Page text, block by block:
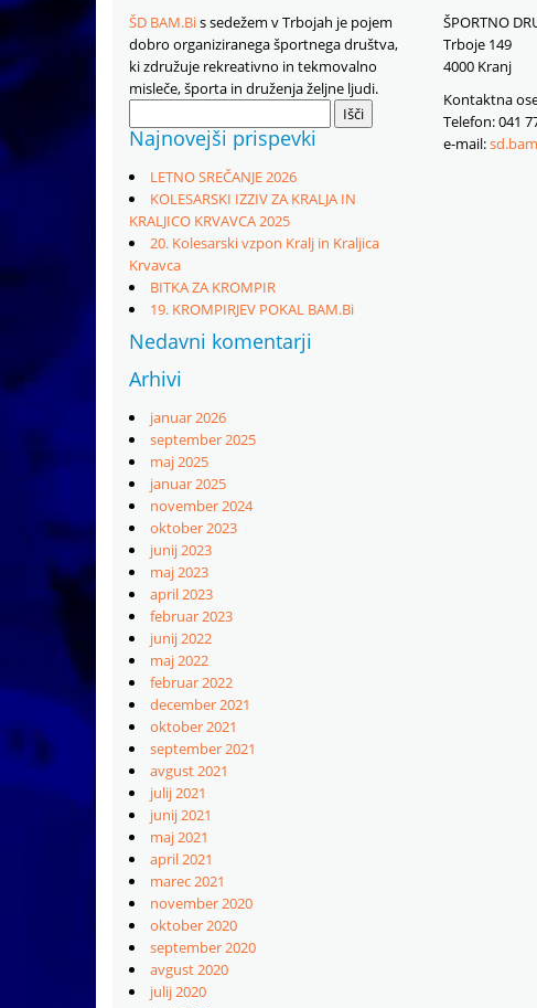
ŠD BAM.Bis sedežem v Trbojah je pojem
dobro organiziranega športnega društva,
ki združuje rekreativno in tekmovalno
misleče, športa in druženja željne ljudi.
Najnovejši prispevki
LETNO SREČANJE 2026
KOLESARSKI IZZIV ZA KRALJA IN
KRALJICO KRVAVCA 2025
20. Kolesarski vzpon Kralj in Kraljica
Krvavca
BITKA ZA KROMPIR
19. KROMPIRJEV POKAL BAM.Bi
Nedavni komentarji
Arhivi
januar 2026
september 2025
maj 2025
januar 2025
november 2024
oktober 2023
junij 2023
maj 2023
april 2023
februar 2023
junij 2022
maj 2022
februar 2022
december 2021
oktober 2021
september 2021
avgust 2021
julij 2021
junij 2021
maj 2021
april 2021
marec 2021
november 2020
oktober 2020
september 2020
avgust 2020
julij 2020
ŠPORTNO
Trboje 149
4000 Kranj
Kontaktna
Telefon: 041
e-mail: